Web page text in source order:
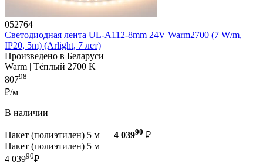
052764
Светодиодная лента UL-A112-8mm 24V Warm2700 (7 W/m,
IP20, 5m) (Arlight, 7 лет)
Произведено в Беларуси
Warm | Тёплый 2700 K
80798
₽/м
В наличии
Пакет (полиэтилен) 5 м — 4 03990 ₽
Пакет (полиэтилен) 5 м
4 03990₽